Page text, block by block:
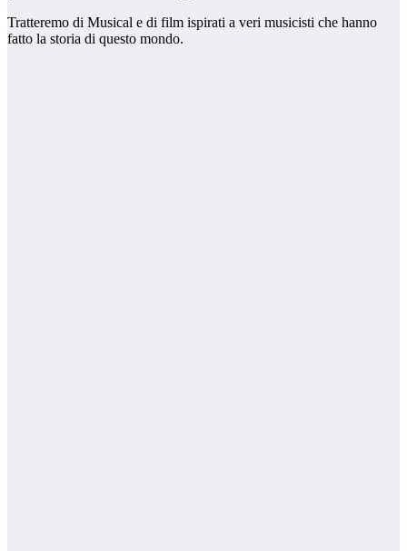
Tratteremo di Musical e di film ispirati a veri musicisti che hanno
fatto la storia di questo mondo.